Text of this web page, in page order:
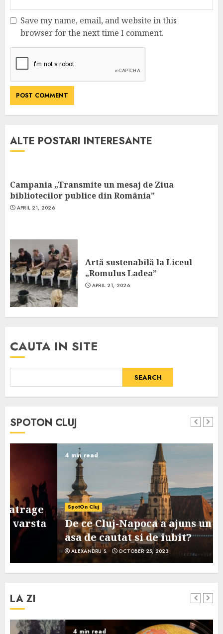
Save my name, email, and website in this
browser for the next time I comment.
ALTE POSTARI INTERESANTE
Campania „Transmite un mesaj de Ziua
bibliotecilor publice din România”
APRIL 21, 2026
Artă sustenabilă la Liceul
„Romulus Ladea”
APRIL 21, 2026
CAUTA IN SITE
SEARCH
SPOTON CLUJ
SpotOn Cluj
De ce Cluj-Napoca a ajuns un oras
asa de cautat si de iubit?
ALEXANDRU S. OCTOBER 25, 2023
LA ZI
4 min read